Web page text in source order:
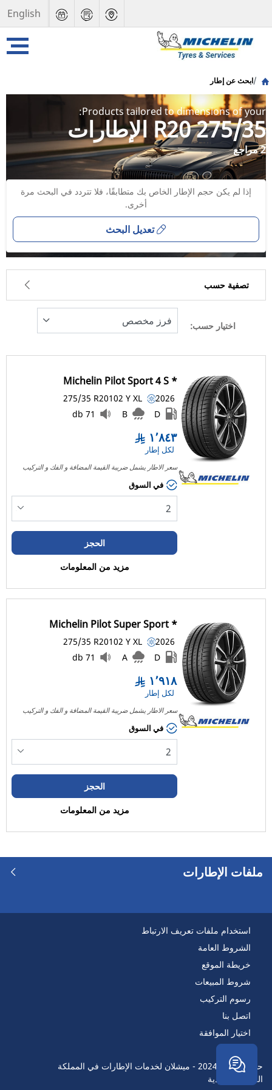
English
ابحث عن إطار
Products tailored to dimensions of your:
275/35 R20 الإطارات
2 مراجع
إذا لم يكن حجم الإطار الخاص بك متطابقًا، فلا تتردد في البحث مرة
أخرى.
تعديل البحث
تصفية حسب
نوع الإطار
كل الأنواع (2)
نوع المركبة
كل الأنواع (2)
شاحنة خفيفة وسيارة دفع رباعي (0)
مركبة منزل متنقل (0)
رَن فلات
رَن فلات (0)
ليست رَن فلات (2)
خيارات أخرى
اختيار حسب:
Michelin Pilot Sport 4 S *
275/35 R20102 Y XL
2026
D
B
71 db
١٬٨٤٣
لكل إطار
سعر الاطار يشمل ضريبة القيمة المضافة و الفك و التركيب
في السوق
الحجز
مزيد من المعلومات
Michelin Pilot Super Sport *
275/35 R20102 Y XL
2026
D
A
71 db
١٬٩١٨
لكل إطار
سعر الاطار يشمل ضريبة القيمة المضافة و الفك و التركيب
في السوق
الحجز
مزيد من المعلومات
ملفات الإطارات
استخدام ملفات تعريف الارتباط
الشروط العامة
خريطة الموقع
شروط المبيعات
رسوم التركيب
اتصل بنا
اختيار الموافقة
حقوق النسخ 2024 - ميشلان لخدمات الإطارات في المملكة
العربيةالسعودية